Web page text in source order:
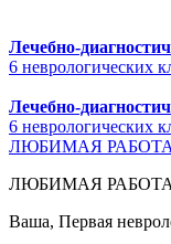
Лечебно-
6 неврологических
Лечебно-
6 неврологических
ЛЮБИМАЯ
ЛЮБИМАЯ
Ваша, Первая